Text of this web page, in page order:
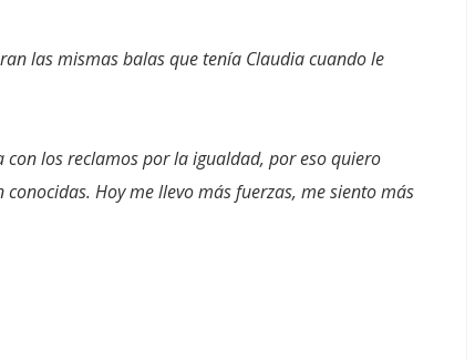
las mismas balas que tenía Claudia cuando le
con los reclamos por la igualdad, por eso quiero
Hoy me llevo más fuerzas, me siento más